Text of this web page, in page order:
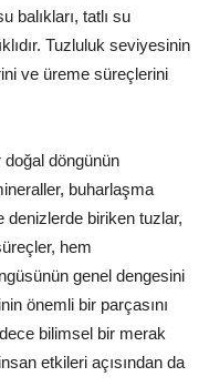
balıkları, tatlı su
Tuzluluk seviyesinin
ve üreme süreçlerini
döngünün
buharlaşma
denizlerde biriken tuzlar,
hem
genel dengesini
önemli bir parçasını
bilimsel bir merak
etkileri açısından da